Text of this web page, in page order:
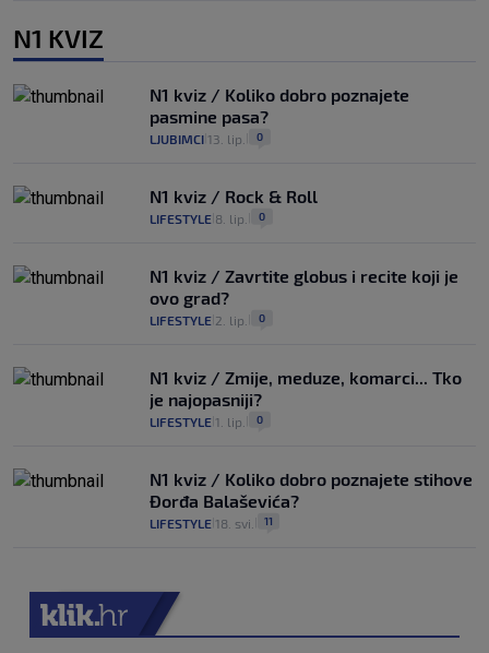
N1 KVIZ
N1 kviz / Koliko dobro poznajete
pasmine pasa?
LJUBIMCI 13. lip. 0
N1 kviz / Rock & Roll
LIFESTYLE 8. lip. 0
N1 kviz / Zavrtite globus i recite koji je
ovo grad?
LIFESTYLE 2. lip. 0
N1 kviz / Zmije, meduze, komarci... Tko
je najopasniji?
LIFESTYLE 1. lip. 0
N1 kviz / Koliko dobro poznajete stihove
Đorđa Balaševića?
LIFESTYLE 18. svi. 11